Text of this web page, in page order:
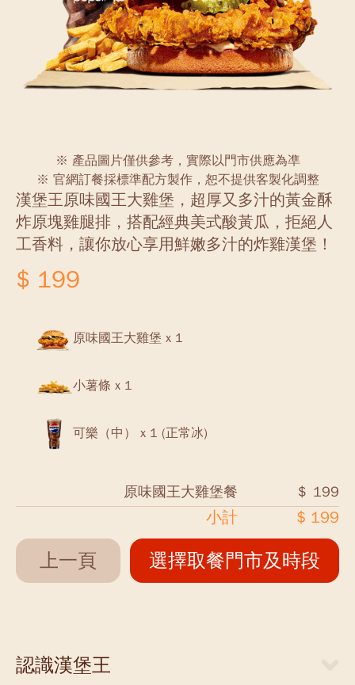
※ 產品圖片僅供參考，實際以門市供應為凖
※ 官網訂餐採標準配方製作，恕不提供客製化調整
漢堡王原味國王大雞堡，超厚又多汁的黃金酥
炸原塊雞腿排，搭配經典美式酸黃瓜，拒絕人
工香料，讓你放心享用鮮嫩多汁的炸雞漢堡！
$ 199
原味國王大雞堡 x 1
小薯條 x 1
可樂（中） x 1 (正常冰)
原味國王大雞堡餐 ＄ 199
小計 $ 199
上一頁 選擇取餐門市及時段
認識漢堡王